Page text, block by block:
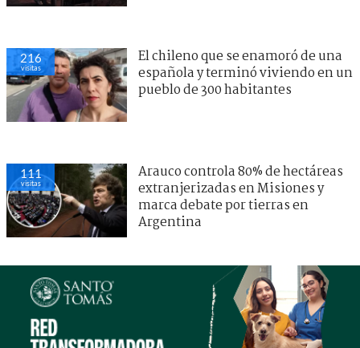
216
visitas
El chileno que se enamoró de una
española y terminó viviendo en un
pueblo de 300 habitantes
111
visitas
Arauco controla 80% de hectáreas
extranjerizadas en Misiones y
marca debate por tierras en
Argentina